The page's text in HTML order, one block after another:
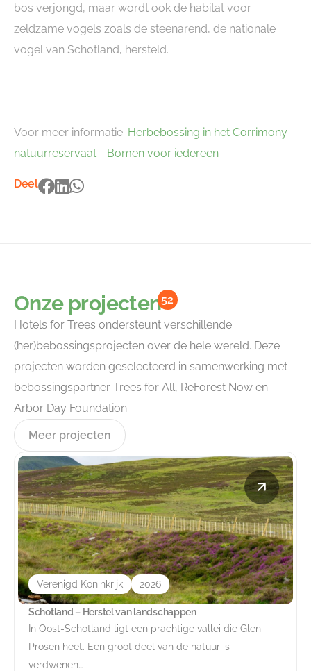
bos verjongd, maar wordt ook de habitat voor
zeldzame vogels zoals de steenarend, de nationale
vogel van Schotland, hersteld.
Voor meer informatie: Herbebossing in het Corrimony-
natuurreservaat - Bomen voor iedereen
Deel
Onze projecten52
Hotels for Trees ondersteunt verschillende
(her)bebossingsprojecten over de hele wereld. Deze
projecten worden geselecteerd in samenwerking met
bebossingspartner Trees for All, ReForest Now en
Arbor Day Foundation.
Meer projecten
Verenigd Koninkrijk 2026
Schotland – Herstel van landschappen
In Oost-Schotland ligt een prachtige vallei die Glen
Prosen heet. Een groot deel van de natuur is
verdwenen…